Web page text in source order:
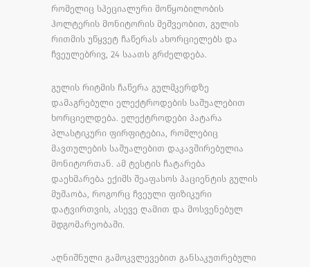
რომელიც სპეციალური მოწყობილობის
ჰოლტერის მონიტორის მეშვეობით, გულის
რითმის უწყვეტ ჩაწერას ახორციელებს და
ჩვეულებრივ, 24 საათს გრძელდება.
გულის რიტმის ჩაწერა გულმკერდზე
დამაგრებული ელექტროდების საშუალებით
ხორციელდება. ელექტროდები პატარა
პლასტიკური ფირფიტებია, რომლებიც
მავთულების საშუალებით დაკავშირებულია
მონიტორთან. ამ ტესტის ჩატარება
დაეხმარება ექიმს შეაფასოს პაციენტის გულის
მუშაობა, როგორც ჩვეული ფიზიკური
დატვირთვის, ასევე ღამით და მოსვენებულ
მდგომარეობაში.
აღნიშნული გამოკვლევებით განსაკუთრებული